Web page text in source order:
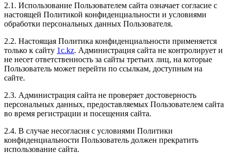
2.1. Использование Пользователем сайта означает согласие с
настоящей Политикой конфиденциальности и условиями
обработки персональных данных Пользователя.
2.2. Настоящая Политика конфиденциальности применяется
только к сайту 1c.kz. Администрация сайта не контролирует и
не несет ответственность за сайты третьих лиц, на которые
Пользователь может перейти по ссылкам, доступным на
сайте.
2.3. Администрация сайта не проверяет достоверность
персональных данных, предоставляемых Пользователем сайта
во время регистрации и посещения сайта.
2.4. В случае несогласия с условиями Политики
конфиденциальности Пользователь должен прекратить
использование сайта.